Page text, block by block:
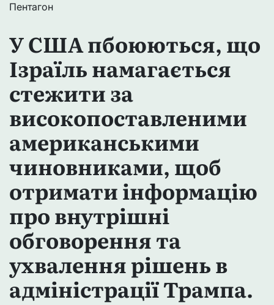
Пентагон
У США пбоюються, що
Ізраїль намагається
стежити за
високопоставленими
американськими
чиновниками, щоб
отримати інформацію
про внутрішні
обговорення та
ухвалення рішень в
адміністрації Трампа.